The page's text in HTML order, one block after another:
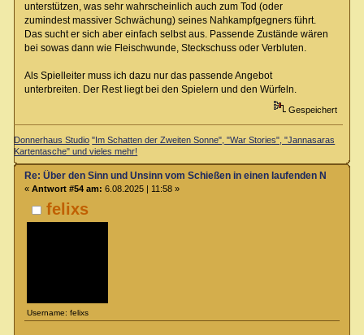
unterstützen, was sehr wahrscheinlich auch zum Tod (oder
zumindest massiver Schwächung) seines Nahkampfgegners führt.
Das sucht er sich aber einfach selbst aus. Passende Zustände wären
bei sowas dann wie Fleischwunde, Steckschuss oder Verbluten.
Als Spielleiter muss ich dazu nur das passende Angebot
unterbreiten. Der Rest liegt bei den Spielern und den Würfeln.
Gespeichert
Donnerhaus Studio "Im Schatten der Zweiten Sonne", "War Stories", "Jannasaras
Kartentasche" und vieles mehr!
felixs
Username: felixs
Re: Über den Sinn und Unsinn vom Schießen in einen laufenden
« Antwort #54 am: 6.08.2025 | 11:58 »